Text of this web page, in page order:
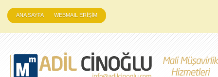
ANA SAYFA WEBMAIL ERİŞİM